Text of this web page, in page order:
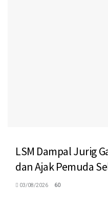
LSM Dampal Jurig
dan Ajak Pemuda
03/08/2026 60